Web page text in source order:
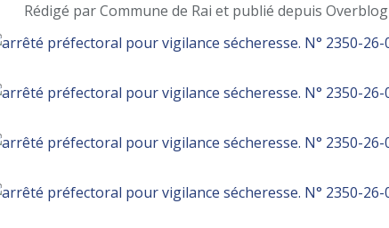
Rédigé par Commune de Rai et publié depuis Overblog